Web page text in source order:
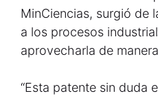
MinCiencias, surgió de
a los procesos
aprovecharla de
“Esta patente sin duda